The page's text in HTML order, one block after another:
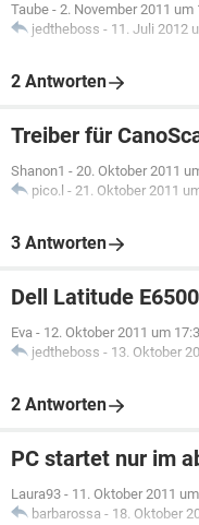
Taube - 2. November 2011 um
jedtheboss - 11. Juli 2012
2 Antworten
Treiber für
Shanon1 - 20. Oktober 2011
pico.l - 21. Oktober 2011
3 Antworten
Dell Latitude
Eva - 12. Oktober 2011 um
jedtheboss - 13. Oktober
2 Antworten
PC startet nur im
Laura93 - 11. Oktober 2011
barbarossa - 18. Oktober